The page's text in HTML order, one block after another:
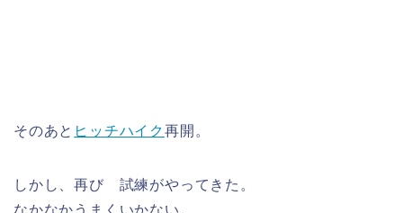
そのあと ヒッチハイク再開。
しかし、再び 試練がやってきた。
なかなかうまくいかない。